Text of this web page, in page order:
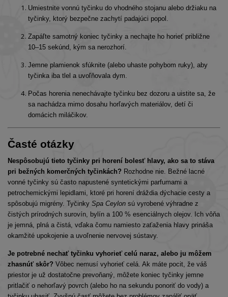
Umiestnite vonnú tyčinku do vhodného stojanu alebo držiaku na
tyčinky, ktorý bezpečne zachytí padajúci popol.
Zapáľte samotný koniec tyčinky a nechajte ho horieť približne
10–15 sekúnd, kým sa nerozhorí.
Jemne plamienok sfúknite (alebo uhaste pohybom ruky), aby
tyčinka iba tlel a uvoľňovala dym.
Počas horenia nenechávajte tyčinku bez dozoru a uistite sa, že
sa nachádza mimo dosahu horľavých materiálov, detí či
domácich miláčikov.
Časté otázky
Nespôsobujú tieto tyčinky pri horení bolesť hlavy, ako sa to stáva
pri bežných komerčných tyčinkách? Rozhodne nie. Bežné lacné
vonné tyčinky sú často napustené syntetickými parfumami a
petrochemickými lepidlami, ktoré pri horení dráždia dýchacie cesty a
spôsobujú migrény. Tyčinky Spa Ceylon sú vyrobené výhradne z
čistých prírodných surovín, bylín a 100 % esenciálnych olejov. Ich vôňa
je jemná, plná a čistá, vďaka čomu namiesto zaťaženia hlavy prináša
okamžité upokojenie a uvoľnenie nervovej sústavy.
Je potrebné nechať tyčinku vyhorieť celú naraz, alebo ju môžem
zhasnúť skôr? Vôbec nemusí vyhorieť celá. Ak máte pocit, že váš
priestor je už dostatočne prevoňaný, môžete koniec tyčinky jemne
pritlačiť o nehorľavý povrch (alebo ho na sekundu ponoriť do vody) a